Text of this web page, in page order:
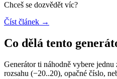
Chceš se dozvědět víc?
Číst článek →
Co dělá tento
Generátor ti náhodně vybere
rozsahu (−20..20), opačné číslo,